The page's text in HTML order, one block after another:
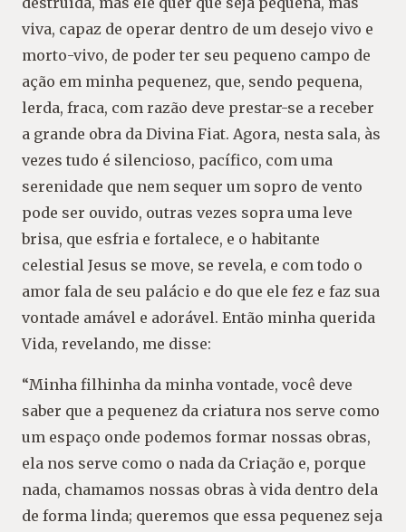
viva, capaz de operar dentro de um desejo vivo e
morto-vivo, de poder ter seu pequeno campo de
ação em minha pequenez, que, sendo pequena,
lerda, fraca, com razão deve prestar-se a receber
a grande obra da Divina Fiat. Agora, nesta sala, às
vezes tudo é silencioso, pacífico, com uma
serenidade que nem sequer um sopro de vento
pode ser ouvido, outras vezes sopra uma leve
brisa, que esfria e fortalece, e o habitante
celestial Jesus se move, se revela, e com todo o
amor fala de seu palácio e do que ele fez e faz sua
vontade amável e adorável. Então minha querida
Vida, revelando, me disse:
“Minha filhinha da minha vontade, você deve
saber que a pequenez da criatura nos serve como
um espaço onde podemos formar nossas obras,
ela nos serve como o nada da Criação e, porque
nada, chamamos nossas obras à vida dentro dela
de forma linda; queremos que essa pequenez seja